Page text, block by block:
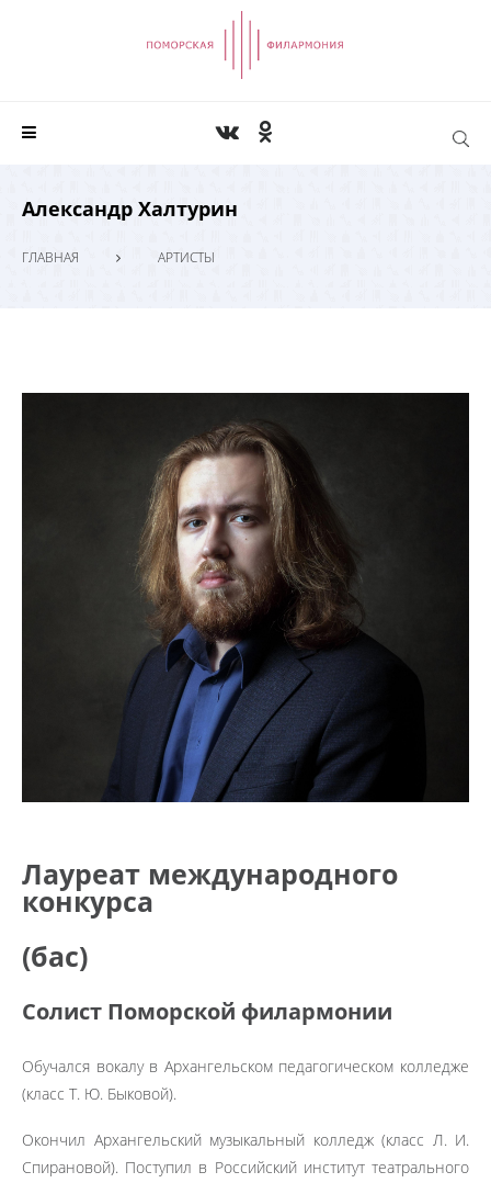
Александр Халтурин
ГЛАВНАЯ АРТИСТЫ
Лауреат международного
конкурса
(бас)
Солист Поморской филармонии
Обучался вокалу в Архангельском педагогическом колледже
(класс Т. Ю. Быковой).
Окончил Архангельский музыкальный колледж (класс Л. И.
Спирановой). Поступил в Российский институт театрального